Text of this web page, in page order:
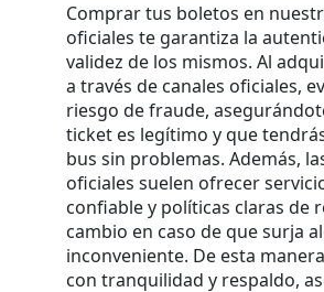
Comprar tus boletos en
oficiales te garantiza la
validez de los mismos. Al
a través de canales oficiales,
riesgo de fraude,
ticket es legítimo y que
bus sin problemas. Además,
oficiales suelen ofrecer
confiable y políticas claras de
cambio en caso de que surja
inconveniente. De esta
con tranquilidad y respaldo,